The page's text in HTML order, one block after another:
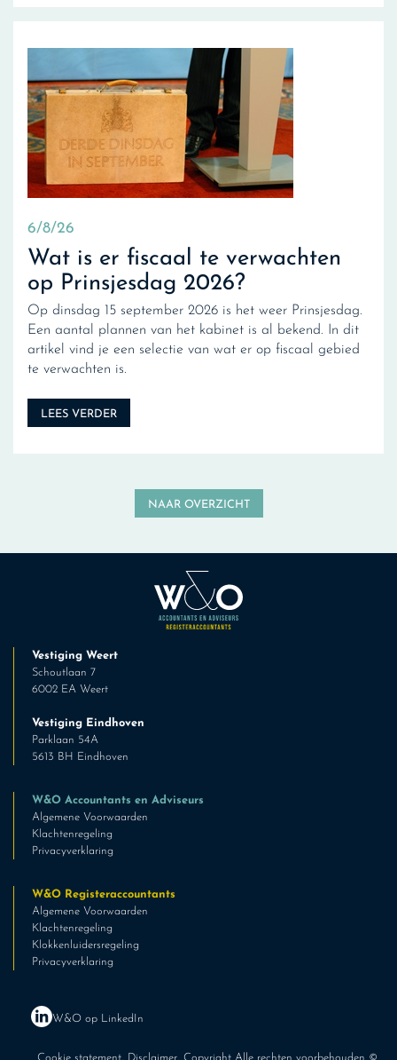
6/8/26
Wat is er fiscaal te verwachten
op Prinsjesdag 2026?
Op dinsdag 15 september 2026 is het weer Prinsjesdag.
Een aantal plannen van het kabinet is al bekend. In dit
artikel vind je een selectie van wat er op fiscaal gebied
te verwachten is.
LEES VERDER
NAAR OVERZICHT
Vestiging Weert
Schoutlaan 7
6002 EA Weert
Vestiging Eindhoven
Parklaan 54A
5613 BH Eindhoven
W&O Accountants en Adviseurs
Algemene Voorwaarden
Klachtenregeling
Privacyverklaring
W&O Registeraccountants
Algemene Voorwaarden
Klachtenregeling
Klokkenluidersregeling
Privacyverklaring
W&O op LinkedIn
Cookie statement, Disclaimer, Copyright Alle rechten voorbehouden ©